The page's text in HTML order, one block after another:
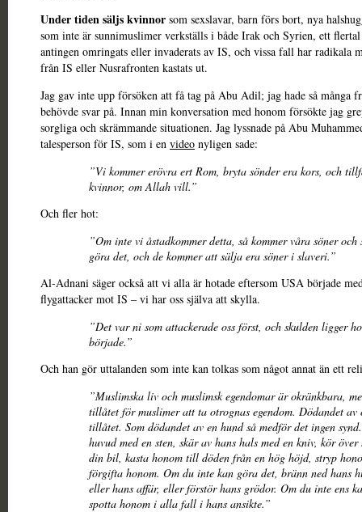
Under tiden säljs kvinnor som sexslavar, barn förs bort, nya
som inte är sunnimuslimer verkställs i både Irak och Syrien, ett flertal
antingen omringats eller invaderats av IS, och vissa fall har radikala
från IS eller Nusrafronten kastats ut.
Jag gav inte upp försöken att få tag på Abu Adil; jag hade så många
behövde svar på. Innan min konversation med honom försökte jag
sorgliga och skrämmande situationen. Jag lyssnade på Abu
talesperson för IS, som i en video nyligen sade:
”Vi kommer erövra ert Rom, bryta sönder era kors, och
kvinnor, om Allah vill.”
Och fler hot:
”Om inte vi åstadkommer detta, så kommer våra söner och
göra det, och de kommer att sälja era söner i slaveri.”
Al-Adnani säger också att vi alla är hotade eftersom USA började
flygattacker mot IS – vi har oss själva att skylla.
”Det var ni som attackerade oss först, och skulden ligger
började.”
Och han gör uttalanden som inte kan tolkas som något annat än ett
”Muslimska liv och muslimsk egendomar är okränkbara,
tillåtet för muslimer att ta otrognas egendom. Dödandet av
tillåtet. Som dödandet av en hund så medför det ingen
huvud med en sten, skär av hans hals med en kniv, kör över
din bil, kasta honom till döden från en hög höjd, stryp
förgifta honom. Om du inte kan göra det, bränn ned hans
eller hans affär, eller förstör hans grödor. Om du inte ens
spotta honom i alla fall i hans ansikte.”